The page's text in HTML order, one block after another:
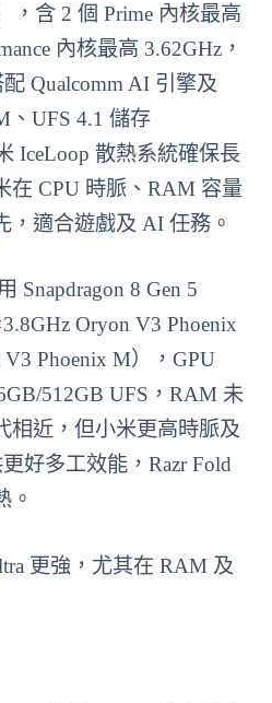
，含 2 個 Prime 內核最高
內核最高 3.62GHz，
Qualcomm AI 引擎及
、UFS 4.1 儲存
IceLoop 散熱系統確保長
在 CPU 時脈、RAM 容量
，適合遊戲及 AI 任務。
Snapdragon 8 Gen 5
Oryon V3 Phoenix
Phoenix M），GPU
512GB UFS，RAM 未
相近，但小米更高時脈及
好多工效能，Razr Fold
。
更強，尤其在 RAM 及